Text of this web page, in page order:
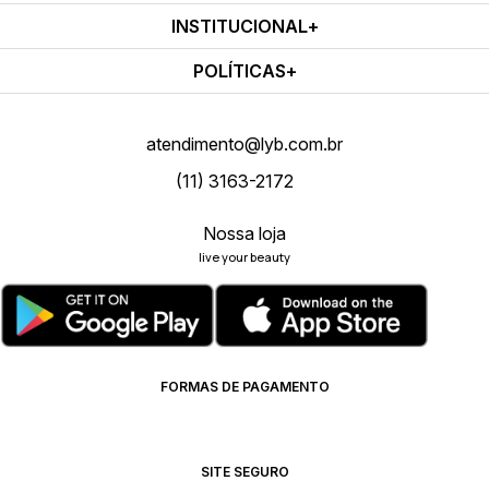
INSTITUCIONAL
POLÍTICAS
atendimento@lyb.com.br
(11) 3163-2172
Nossa loja
live your beauty
FORMAS DE PAGAMENTO
SITE SEGURO